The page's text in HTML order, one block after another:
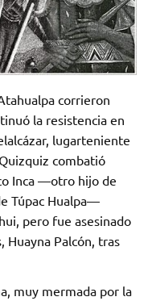
corrieron
la resistencia en
lugarteniente
combatió
Inca —otro hijo de
Túpac Hualpa—
pero fue asesinado
Huayna Palcón, tras
muy mermada por la